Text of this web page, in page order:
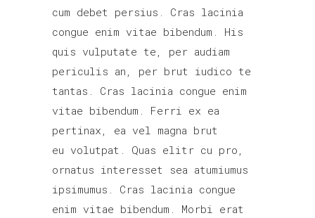
cum debet persius. Cras lacinia
congue enim vitae bibendum. His
quis vulputate te, per audiam
periculis an, per brut iudico te
tantas. Cras lacinia congue enim
vitae bibendum. Ferri ex ea
pertinax, ea vel magna brut
eu volutpat. Quas elitr cu pro,
ornatus interesset sea atumiumus
ipsimumus. Cras lacinia congue
enim vitae bibendum. Morbi erat